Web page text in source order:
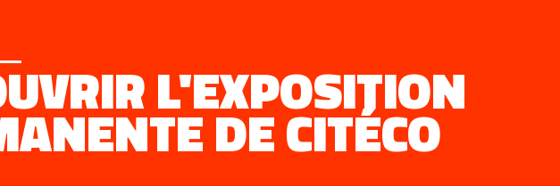
L'EXPOSITION
DE CITÉCO